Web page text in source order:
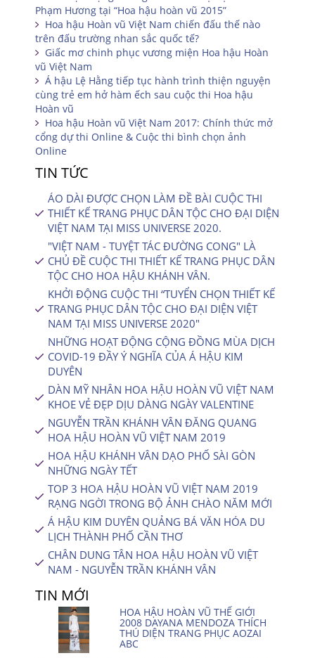
Phạm Hương tại “Hoa hậu hoàn vũ 2015”
Hoa hậu Hoàn vũ Việt Nam chiến đấu thế nào
trên đấu trường nhan sắc quốc tế?
Giấc mơ chinh phục vương miện Hoa hậu Hoàn
vũ Việt Nam
Á hậu Lệ Hằng tiếp tục hành trình thiện nguyện
cùng trẻ em hở hàm ếch sau cuộc thi Hoa hậu
Hoàn vũ
Hoa hậu Hoàn vũ Việt Nam 2017: Chính thức mở
cổng dự thi Online & Cuộc thi bình chọn ảnh
Online
TIN TỨC
ÁO DÀI ĐƯỢC CHỌN LÀM ĐỀ BÀI CUỘC THI
THIẾT KẾ TRANG PHỤC DÂN TỘC CHO ĐẠI DIỆN
VIỆT NAM TẠI MISS UNIVERSE 2020.
"VIỆT NAM - TUYỆT TÁC ĐƯỜNG CONG" LÀ
CHỦ ĐỀ CUỘC THI THIẾT KẾ TRANG PHỤC DÂN
TỘC CHO HOA HẬU KHÁNH VÂN.
KHỞI ĐỘNG CUỘC THI “TUYỂN CHỌN THIẾT KẾ
TRANG PHỤC DÂN TỘC CHO ĐẠI DIỆN VIỆT
NAM TẠI MISS UNIVERSE 2020″
NHỮNG HOẠT ĐỘNG CỘNG ĐỒNG MÙA DỊCH
COVID-19 ĐẦY Ý NGHĨA CỦA Á HẬU KIM
DUYÊN
DÀN MỸ NHÂN HOA HẬU HOÀN VŨ VIỆT NAM
KHOE VẺ ĐẸP DỊU DÀNG NGÀY VALENTINE
NGUYỄN TRẦN KHÁNH VÂN ĐĂNG QUANG
HOA HẬU HOÀN VŨ VIỆT NAM 2019
HOA HẬU KHÁNH VÂN DẠO PHỐ SÀI GÒN
NHỮNG NGÀY TẾT
TOP 3 HOA HẬU HOÀN VŨ VIỆT NAM 2019
RẠNG NGỜI TRONG BỘ ẢNH CHÀO NĂM MỚI
Á HẬU KIM DUYÊN QUẢNG BÁ VĂN HÓA DU
LỊCH THÀNH PHỐ CẦN THƠ
CHÂN DUNG TÂN HOA HẬU HOÀN VŨ VIỆT
NAM - NGUYỄN TRẦN KHÁNH VÂN
TIN MỚI
HOA HẬU HOÀN VŨ THẾ GIỚI
2008 DAYANA MENDOZA THÍCH
THÚ DIỆN TRANG PHỤC AOZAI
ABC